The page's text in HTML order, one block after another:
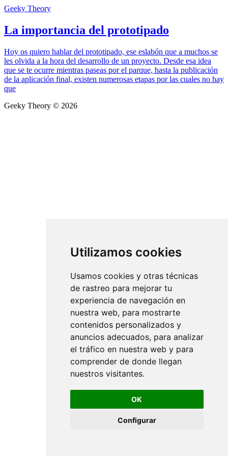
Utilizamos cookies
Usamos cookies y otras técnicas
de rastreo para mejorar tu
experiencia de navegación en
nuestra web, para mostrarte
contenidos personalizados y
anuncios adecuados, para analizar
el tráfico en nuestra web y para
comprender de donde llegan
nuestros visitantes.
OK
Configurar
Geeky Theory
La importancia del prototipado
Hoy os quiero hablar del prototipado, ese eslabón que a muchos se
les olvida a la hora del desarrollo de un proyecto. Desde esa idea
que se te ocurre mientras paseas por el parque, hasta la publicación
de la aplicación final, existen numerosas etapas por las cuales no hay
que
Geeky Theory © 2026